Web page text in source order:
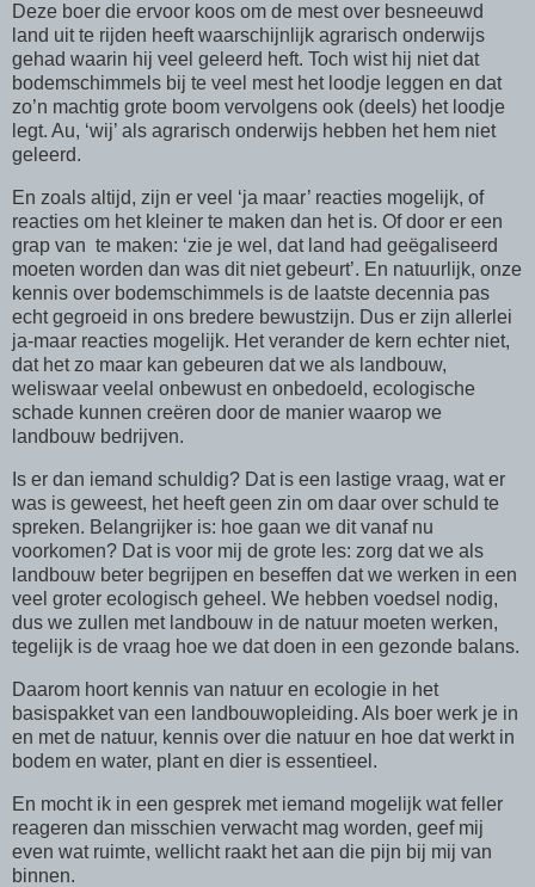
Deze boer die ervoor koos om de mest over besneeuwd
land uit te rijden heeft waarschijnlijk agrarisch onderwijs
gehad waarin hij veel geleerd heft. Toch wist hij niet dat
bodemschimmels bij te veel mest het loodje leggen en dat
zo’n machtig grote boom vervolgens ook (deels) het loodje
legt. Au, ‘wij’ als agrarisch onderwijs hebben het hem niet
geleerd.
En zoals altijd, zijn er veel ‘ja maar’ reacties mogelijk, of
reacties om het kleiner te maken dan het is. Of door er een
grap van te maken: ‘zie je wel, dat land had geëgaliseerd
moeten worden dan was dit niet gebeurt’. En natuurlijk, onze
kennis over bodemschimmels is de laatste decennia pas
echt gegroeid in ons bredere bewustzijn. Dus er zijn allerlei
ja-maar reacties mogelijk. Het verander de kern echter niet,
dat het zo maar kan gebeuren dat we als landbouw,
weliswaar veelal onbewust en onbedoeld, ecologische
schade kunnen creëren door de manier waarop we
landbouw bedrijven.
Is er dan iemand schuldig? Dat is een lastige vraag, wat er
was is geweest, het heeft geen zin om daar over schuld te
spreken. Belangrijker is: hoe gaan we dit vanaf nu
voorkomen? Dat is voor mij de grote les: zorg dat we als
landbouw beter begrijpen en beseffen dat we werken in een
veel groter ecologisch geheel. We hebben voedsel nodig,
dus we zullen met landbouw in de natuur moeten werken,
tegelijk is de vraag hoe we dat doen in een gezonde balans.
Daarom hoort kennis van natuur en ecologie in het
basispakket van een landbouwopleiding. Als boer werk je in
en met de natuur, kennis over die natuur en hoe dat werkt in
bodem en water, plant en dier is essentieel.
En mocht ik in een gesprek met iemand mogelijk wat feller
reageren dan misschien verwacht mag worden, geef mij
even wat ruimte, wellicht raakt het aan die pijn bij mij van
binnen.